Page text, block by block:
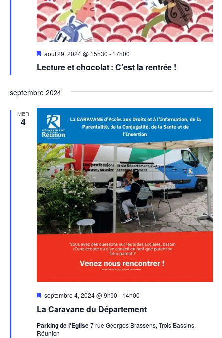
Lecture et chocolat : C’est la rentrée !
Mis
avant
août 29, 2024 @ 15h30 - 17h00
septembre 2024
MER
4
La Caravane du Département
Mis
avant
septembre 4, 2024 @ 9h00 - 14h00
Parking de l'Eglise7 rue Georges Brassens, Trois Bassins,
Réunion